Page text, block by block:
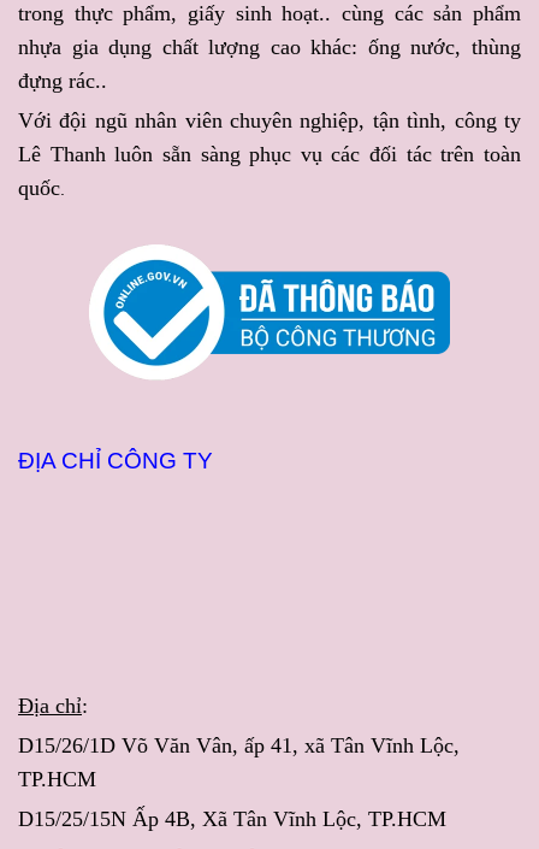
ứng uy tín, có khả năng đáp
ứng dịch vụĐẶT ÁO MƯA
IN LOGO GIÁ SỈ RẺ THEO
YÊU CẦU
đồng đều và tiến độ đảm
bảo.
BÁNH GIÁ SỈ SẴN KHO,
Công ty Lê Thanh sẽ mang
nguồn hàng luôn sẵn sàng
phục vụ.
trong thực phẩm, giấy sinh hoạt.. cùng các sản phẩm
nhựa gia dụng chất lượng cao khác: ống nước, thùng
đựng rác..
Với đội ngũ nhân viên chuyên nghiệp, tận tình, công ty
Lê Thanh luôn sẵn sàng phục vụ các đối tác trên toàn
quốc.
ĐỊA CHỈ CÔNG TY
Địa chỉ:
D15/26/1D Võ Văn Vân, ấp 41, xã Tân Vĩnh Lộc,
TP.HCM
D15/25/15N Ấp 4B, Xã Tân Vĩnh Lộc, TP.HCM